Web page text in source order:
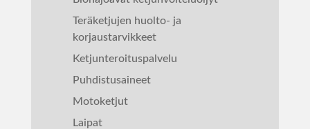
Teräketjujen huolto- ja
korjaustarvikkeet
Ketjunteroituspalvelu
Puhdistusaineet
Motoketjut
Laipat